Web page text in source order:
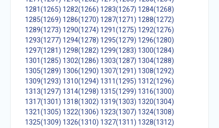
1281(1265) 1282(1266) 1283(1267) 1284(1268)
1285(1269) 1286(1270) 1287(1271) 1288(1272)
1289(1273) 1290(1274) 1291(1275) 1292(1276)
1293(1277) 1294(1278) 1295(1279) 1296(1280)
1297(1281) 1298(1282) 1299(1283) 1300(1284)
1301(1285) 1302(1286) 1303(1287) 1304(1288)
1305(1289) 1306(1290) 1307(1291) 1308(1292)
1309(1293) 1310(1294) 1311(1295) 1312(1296)
1313(1297) 1314(1298) 1315(1299) 1316(1300)
1317(1301) 1318(1302) 1319(1303) 1320(1304)
1321(1305) 1322(1306) 1323(1307) 1324(1308)
1325(1309) 1326(1310) 1327(1311) 1328(1312)